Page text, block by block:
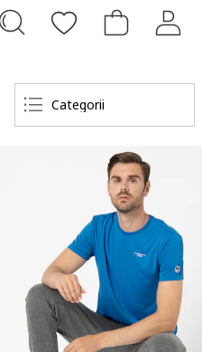
Categorii